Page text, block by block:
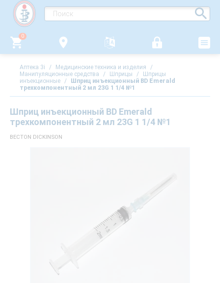
0
Аптека 3i / Медицинские техника и изделия
/
Манипуляционные средства
/ Шприцы /
Шприцы
инъекционные /
Шприц инъекционный BD Emerald
трехкомпонентный 2 мл 23G 1 1/4 №1
Шприц инъекционный BD Emerald
трехкомпонентный 2 мл 23G 1 1/4 №1
BECTON DICKINSON